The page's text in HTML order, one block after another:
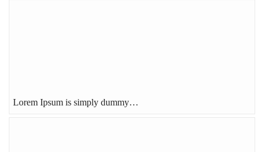
Lorem Ipsum is simply dummy…